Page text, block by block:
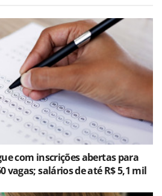
com inscrições abertas para
vagas; salários de até R$ 5,1 mil